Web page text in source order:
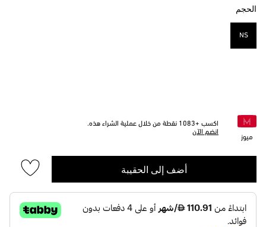
الحجم
NS
ميوز
اكسب +1083 نقطة من خلال عملية الشراء هذه.
انضم الآن
أضف إلى الحقيبة